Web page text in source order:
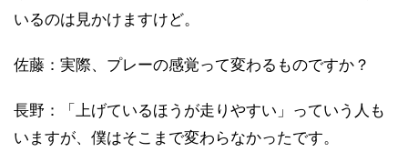
いるのは見かけますけど。
佐藤：実際、プレーの感覚って変わるものですか？
長野：「上げているほうが走りやすい」っていう人も
いますが、僕はそこまで変わらなかったです。